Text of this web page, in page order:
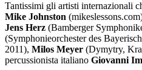
Tantissimi gli artisti internazionali
Mike Johnston
Jens Herz (Bamberger
(Symphonieorchester des
2011), Milos Meyer (Dymytry,
percussionista italiano Giovanni